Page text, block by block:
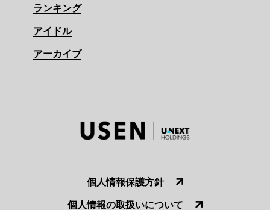
ランキング
アイドル
アーカイブ
個人情報保護方針
個人情報の取扱いについて